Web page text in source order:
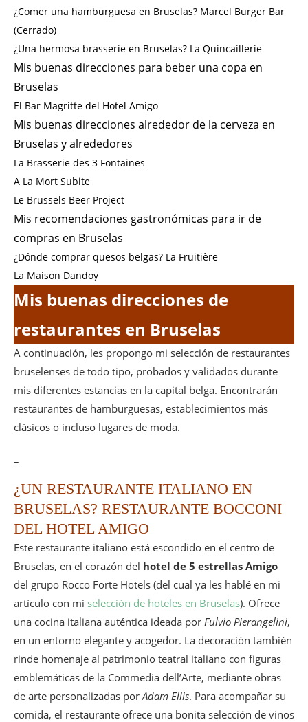
¿Comer una hamburguesa en Bruselas? Marcel Burger Bar
(Cerrado)
¿Una hermosa brasserie en Bruselas? La Quincaillerie
Mis buenas direcciones para beber una copa en
Bruselas
El Bar Magritte del Hotel Amigo
Mis buenas direcciones alrededor de la cerveza en
Bruselas y alrededores
La Brasserie des 3 Fontaines
A La Mort Subite
Le Brussels Beer Project
Mis recomendaciones gastronómicas para ir de
compras en Bruselas
¿Dónde comprar quesos belgas? La Fruitière
La Maison Dandoy
Mis buenas direcciones de
restaurantes en Bruselas
A continuación, les propongo mi selección de restaurantes
bruselenses de todo tipo, probados y validados durante
mis diferentes estancias en la capital belga. Encontrarán
restaurantes de hamburguesas, establecimientos más
clásicos o incluso lugares de moda.
¿UN RESTAURANTE ITALIANO EN
BRUSELAS? RESTAURANTE BOCCONI
DEL HOTEL AMIGO
Este restaurante italiano está escondido en el centro de
Bruselas, en el corazón del hotel de 5 estrellas Amigo
del grupo Rocco Forte Hotels (del cual ya les hablé en mi
artículo con mi selección de hoteles en Bruselas). Ofrece
una cocina italiana auténtica ideada por Fulvio Pierangelini,
en un entorno elegante y acogedor. La decoración también
rinde homenaje al patrimonio teatral italiano con figuras
emblemáticas de la Commedia dell’Arte, mediante obras
de arte personalizadas por Adam Ellis. Para acompañar su
comida, el restaurante ofrece una bonita selección de vinos